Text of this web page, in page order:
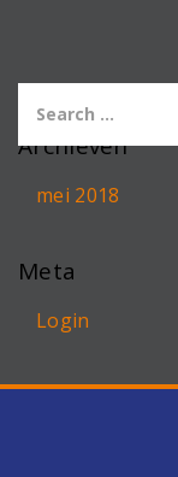
Archieven
mei 2018
Meta
Login